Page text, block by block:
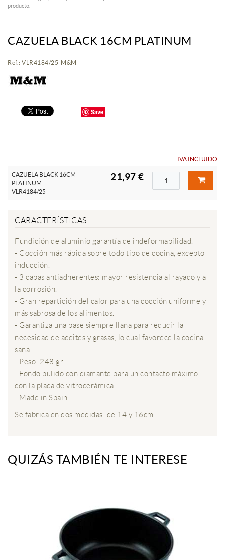
producto.
CAZUELA BLACK 16CM PLATINUM
Ref.: VLR4184/25 M&M
Save
IVA INCLUIDO
CAZUELA BLACK 16CM
PLATINUM
VLR4184/25
21,97 €
CARACTERÍSTICAS
Fundición de aluminio garantía de indeformabilidad.
- Cocción más rápida sobre todo tipo de cocina, excepto
inducción.
- 3 capas antiadherentes: mayor resistencia al rayado y a
la corrosión.
- Gran repartición del calor para una cocción uniforme y
más sabrosa de los alimentos.
- Garantiza una base siempre llana para reducir la
necesidad de aceites y grasas, lo cual favorece la cocina
sana.
- Peso: 248 gr.
- Fondo pulido con diamante para un contacto máximo
con la placa de vitrocerámica.
- Made in Spain.
Se fabrica en dos medidas: de 14 y 16cm
QUIZÁS TAMBIÉN TE INTERESE